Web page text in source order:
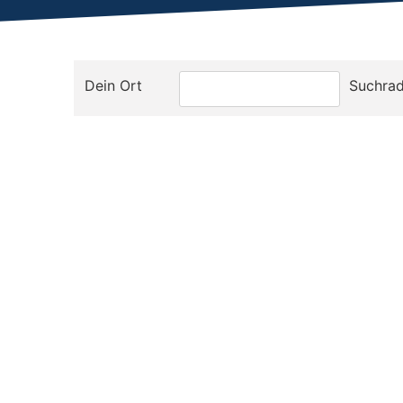
Dein Ort